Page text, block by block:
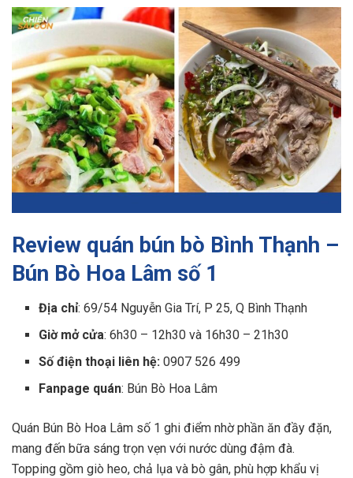
Review quán bún bò Bình Thạnh –
Bún Bò Hoa Lâm số 1
Địa chỉ: 69/54 Nguyễn Gia Trí, P 25, Q Bình Thạnh
Giờ mở cửa: 6h30 – 12h30 và 16h30 – 21h30
Số điện thoại liên hệ: 0907 526 499
Fanpage quán: Bún Bò Hoa Lâm
Quán Bún Bò Hoa Lâm số 1 ghi điểm nhờ phần ăn đầy đặn,
mang đến bữa sáng trọn vẹn với nước dùng đậm đà.
Topping gồm giò heo, chả lụa và bò gân, phù hợp khẩu vị